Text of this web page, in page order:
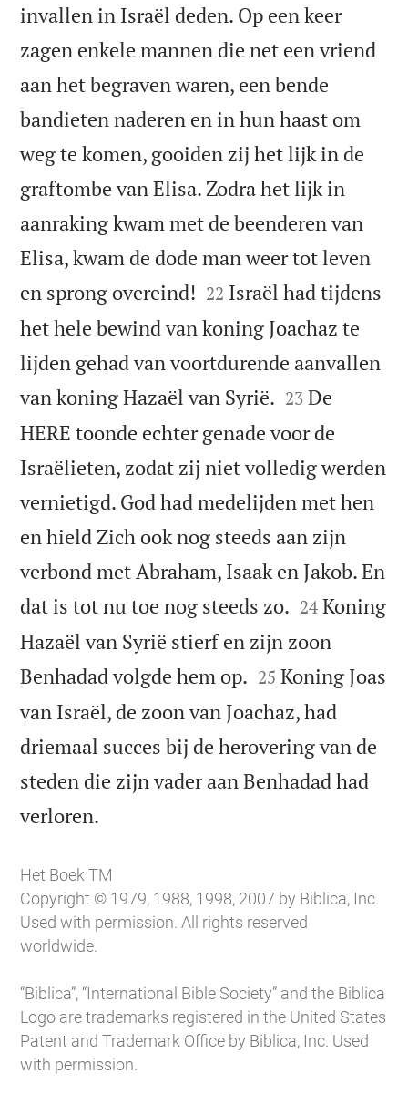
invallen in Israël deden. Op een keer
zagen enkele mannen die net een vriend
aan het begraven waren, een bende
bandieten naderen en in hun haast om
weg te komen, gooiden zij het lijk in de
graftombe van Elisa. Zodra het lijk in
aanraking kwam met de beenderen van
Elisa, kwam de dode man weer tot leven
en sprong overeind! 

22 Israël had tijdens
het hele bewind van koning Joachaz te
lijden gehad van voortdurende aanvallen
van koning Hazaël van Syrië. 

23 De
HERE toonde echter genade voor de
Israëlieten, zodat zij niet volledig werden
vernietigd. God had medelijden met hen
en hield Zich ook nog steeds aan zijn
verbond met Abraham, Isaak en Jakob. En
dat is tot nu toe nog steeds zo. 

24 Koning
Hazaël van Syrië stierf en zijn zoon
Benhadad volgde hem op. 

25 Koning Joas
van Israël, de zoon van Joachaz, had
driemaal succes bij de herovering van de
steden die zijn vader aan Benhadad had
verloren.
Het Boek TM
Copyright © 1979, 1988, 1998, 2007 by Biblica, Inc.
Used with permission. All rights reserved
worldwide.
“Biblica”, “International Bible Society” and the Biblica
Logo are trademarks registered in the United States
Patent and Trademark Office by Biblica, Inc. Used
with permission.